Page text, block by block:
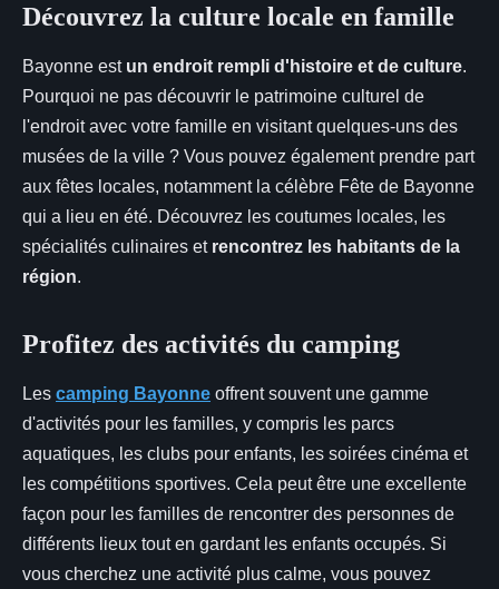
Découvrez la culture locale en famille
Bayonne est un endroit rempli d'histoire et de culture.
Pourquoi ne pas découvrir le patrimoine culturel de
l'endroit avec votre famille en visitant quelques-uns des
musées de la ville ? Vous pouvez également prendre part
aux fêtes locales, notamment la célèbre Fête de Bayonne
qui a lieu en été. Découvrez les coutumes locales, les
spécialités culinaires et rencontrez les habitants de la
région.
Profitez des activités du camping
Les camping Bayonne offrent souvent une gamme
d'activités pour les familles, y compris les parcs
aquatiques, les clubs pour enfants, les soirées cinéma et
les compétitions sportives. Cela peut être une excellente
façon pour les familles de rencontrer des personnes de
différents lieux tout en gardant les enfants occupés. Si
vous cherchez une activité plus calme, vous pouvez